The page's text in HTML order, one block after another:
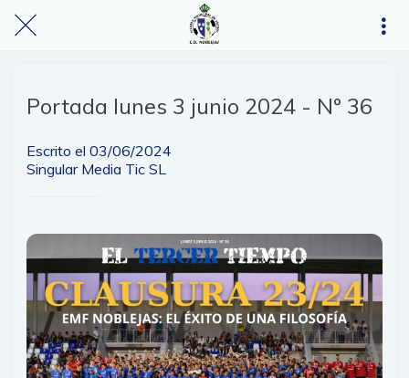
Portada lunes 3 junio 2024 - Nº 36
Escrito el 03/06/2024
Singular Media Tic SL